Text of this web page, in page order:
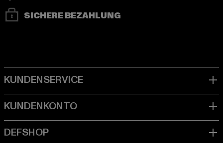
SICHERE BEZAHLUNG